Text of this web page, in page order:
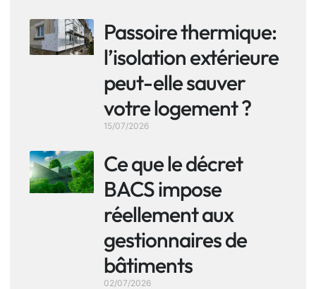
Passoire thermique:
l’isolation extérieure
peut-elle sauver
votre logement ?
15/07/2026
Ce que le décret
BACS impose
réellement aux
gestionnaires de
bâtiments
02/07/2026